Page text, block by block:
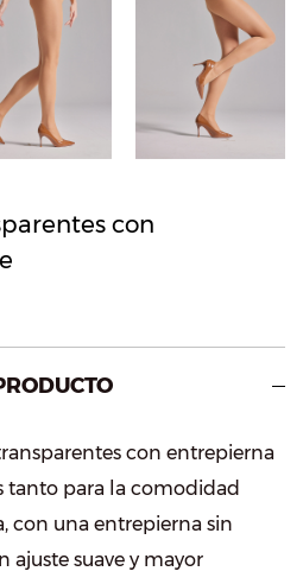
con
con entrepierna
tanto para la comodidad
con una entrepierna sin
ajuste suave y mayor